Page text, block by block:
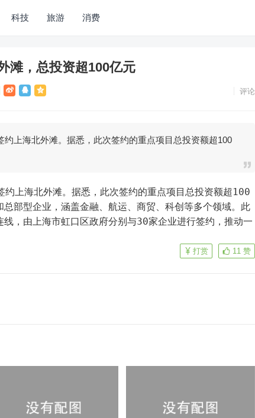
科技 旅游 消费
滩，总投资超100亿元
评论
约上海北外滩。据悉，此次签约的重点项目总投资额超100
部型企业，涵盖金融、航运、商贸、科创等多个领域。此
，由上海市虹口区政府分别与30家企业进行签约，推动一
11 赞
打赏